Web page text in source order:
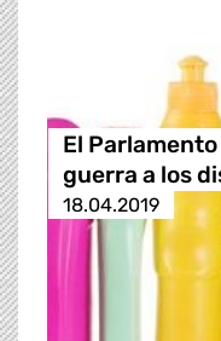
El
guerra a los
18.04.2019